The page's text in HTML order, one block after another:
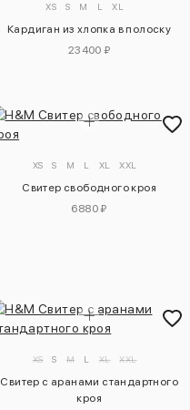
XS S M L XL
Кардиган из хлопка в полоску
23400 ₽
XS S M L XL XXL
Свитер свободного кроя
6880 ₽
XS S M L XL XXL
Свитер с аранами стандартного
кроя